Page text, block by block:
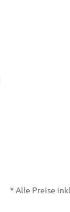
* Alle Preise